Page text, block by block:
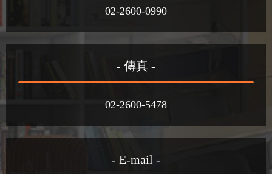
02-2600-0990
- 傳真 -
02-2600-5478
- E-mail -